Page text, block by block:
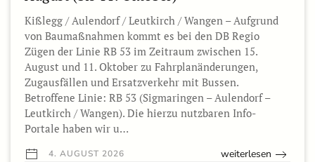
Kißlegg / Aulendorf / Leutkirch / Wangen – Aufgrund
von Baumaßnahmen kommt es bei den DB Regio
Zügen der Linie RB 53 im Zeitraum zwischen 15.
August und 11. Oktober zu Fahrplanänderungen,
Zugausfällen und Ersatzverkehr mit Bussen.
Betroffene Linie: RB 53 (Sigmaringen – Aulendorf –
Leutkirch / Wangen). Die hierzu nutzbaren Info-
Portale haben wir u…
4. AUGUST 2026 weiterlesen